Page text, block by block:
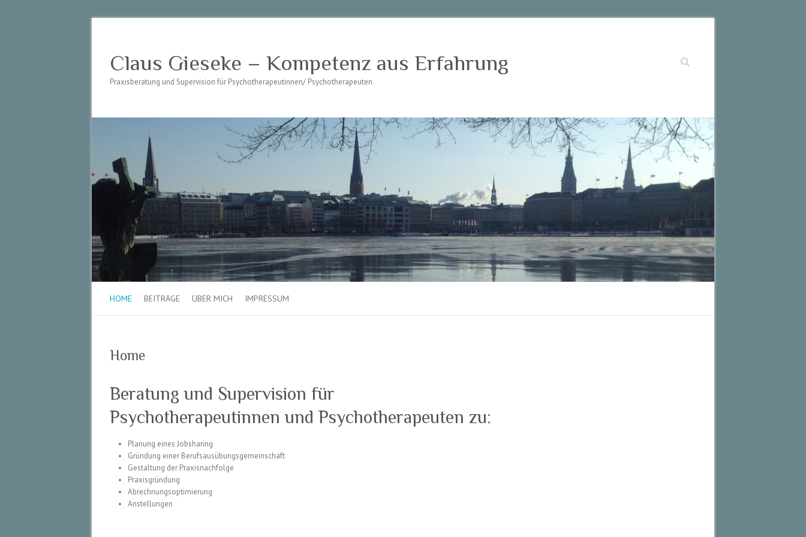
Suchen
Claus Gieseke – Kompetenz aus Erfahrung
Praxisberatung und Supervision für Psychotherapeutinnen/ Psychotherapeuten
HOME BEITRÄGE ÜBER MICH IMPRESSUM
Home
Beratung und Supervision für
Psychotherapeutinnen und Psychotherapeuten zu:
Planung eines Jobsharing
Gründung einer Berufsausübungsgemeinschaft
Gestaltung der Praxisnachfolge
Praxisgründung
Abrechnungsoptimierung
Anstellungen